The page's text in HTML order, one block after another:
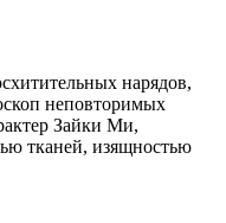
нарядов,
неповторимых
Зайки Ми,
тканей, изящностью